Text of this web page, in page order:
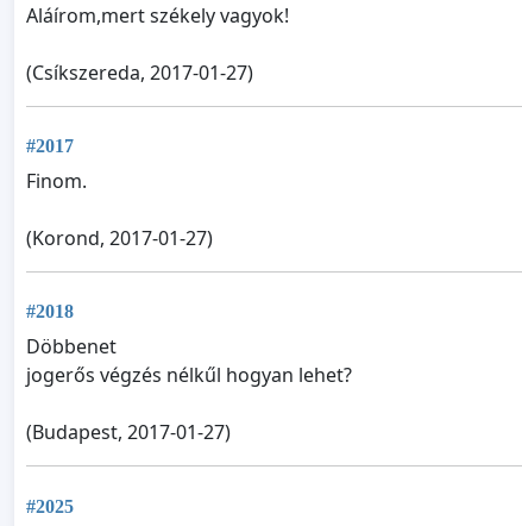
Aláírom,mert székely vagyok!
(Csíkszereda, 2017-01-27)
#2017
Finom.
(Korond, 2017-01-27)
#2018
Döbbenet
jogerős végzés nélkűl hogyan lehet?
(Budapest, 2017-01-27)
#2025